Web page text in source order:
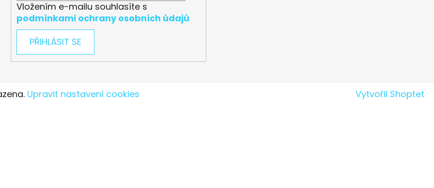
Vložením e-mailu souhlasíte s
podmínkami ochrany osobních údajů
PŘIHLÁSIT SE
Vytvořil Shoptet
Upravit nastavení cookies